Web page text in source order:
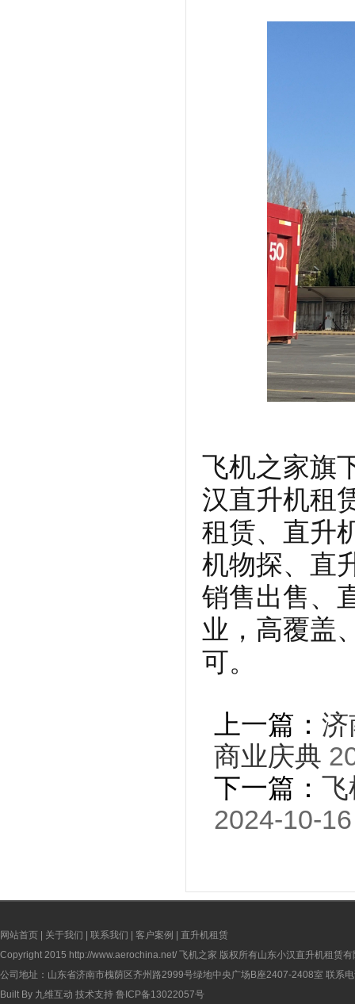
飞机之家旗
汉直升机租
租赁、直升
机物探、直
销售出售、
业，高覆盖
可。
上一篇： 济
商业庆典
下一篇： 飞
2024-10-
网站首页 关于我们 联系我们 客户案例
直升机租赁
Copyright 2015 http://www.aerochina.net/ 飞机之家 版权所有山东小汉直升机租赁有
公司地址：山东省济南市槐荫区齐州路2999号绿地中央广场B座2407-2408室 联系
Built By 九维互动 技术支持 鲁ICP备13022057号